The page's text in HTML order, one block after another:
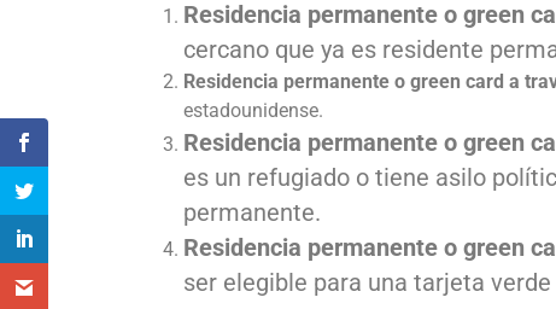
Residencia permanente o green
cercano que ya es residente
Residencia permanente o green card a
estadounidense.
Residencia permanente o green
es un refugiado o tiene asilo
permanente.
Residencia permanente o green
ser elegible para una tarjeta